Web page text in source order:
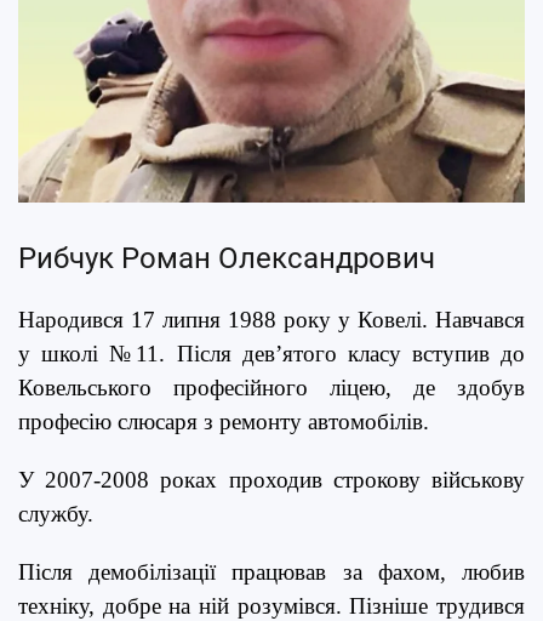
Рибчук Роман Олександрович
Народився 17 липня 1988 року у Ковелі. Навчався
у школі №11. Після дев’ятого класу вступив до
Ковельського професійного ліцею, де здобув
професію слюсаря з ремонту автомобілів.
У 2007-2008 роках проходив строкову військову
службу.
Після демобілізації працював за фахом, любив
техніку, добре на ній розумівся. Пізніше трудився